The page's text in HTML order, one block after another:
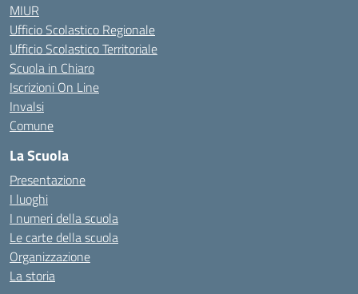
MIUR
Ufficio Scolastico Regionale
Ufficio Scolastico Territoriale
Scuola in Chiaro
Iscrizioni On Line
Invalsi
Comune
La Scuola
Presentazione
I luoghi
I numeri della scuola
Le carte della scuola
Organizzazione
La storia